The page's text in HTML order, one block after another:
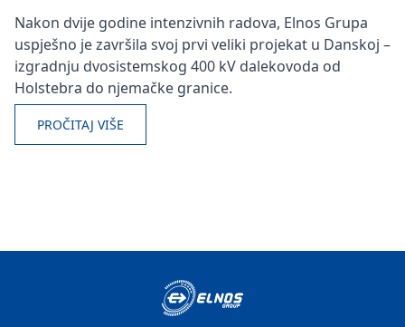
Nakon dvije godine intenzivnih radova, Elnos Grupa
uspješno je završila svoj prvi veliki projekat u Danskoj –
izgradnju dvosistemskog 400 kV dalekovoda od
Holstebra do njemačke granice.
PROČITAJ VIŠE